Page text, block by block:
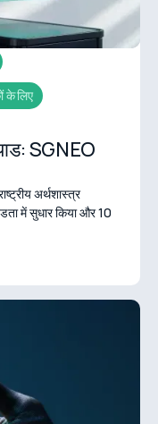
के लिए
SGNEO
अर्थशास्त्र
में सुधार किया और 10